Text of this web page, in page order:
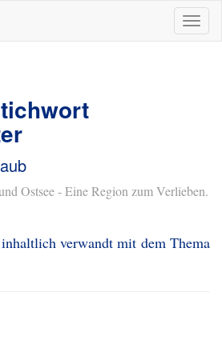
ein-/
Ostsee - Eine Region zum Verlieben.
verwandt mit dem Thema